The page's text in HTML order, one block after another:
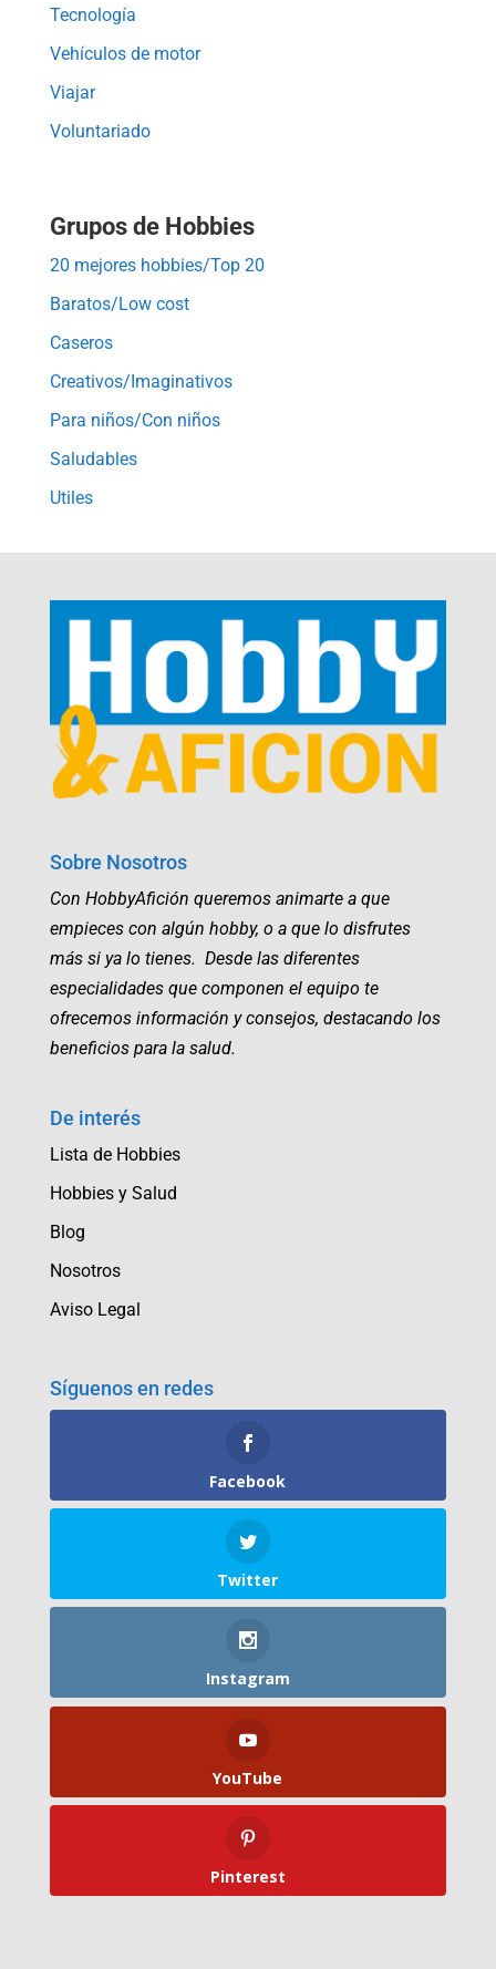
Tecnología
Vehículos de motor
Viajar
Voluntariado
Grupos de Hobbies
20 mejores hobbies/Top 20
Baratos/Low cost
Caseros
Creativos/Imaginativos
Para niños/Con niños
Saludables
Utiles
Sobre Nosotros
Con HobbyAfición queremos animarte a que
empieces con algún hobby, o a que lo disfrutes
más si ya lo tienes. Desde las diferentes
especialidades que componen el equipo te
ofrecemos información y consejos, destacando los
beneficios para la salud.
De interés
Lista de Hobbies
Hobbies y Salud
Blog
Nosotros
Aviso Legal
Síguenos en redes
Facebook
Twitter
Instagram
YouTube
Pinterest